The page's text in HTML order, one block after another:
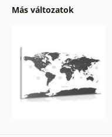
Más változatok